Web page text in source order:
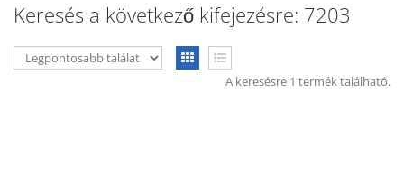
HÍREK
HOGYAN KERESSEN CSAPÁGY MÉRET SZERINT?
Keresés a következő kifejezésre: 7203
A keresésre 1 termék található.